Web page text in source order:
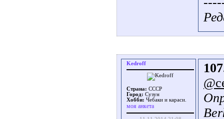
Kedroff
Страна: СССР
Город: Сузун
Хобби: Чебаки и караси.
моя анкета